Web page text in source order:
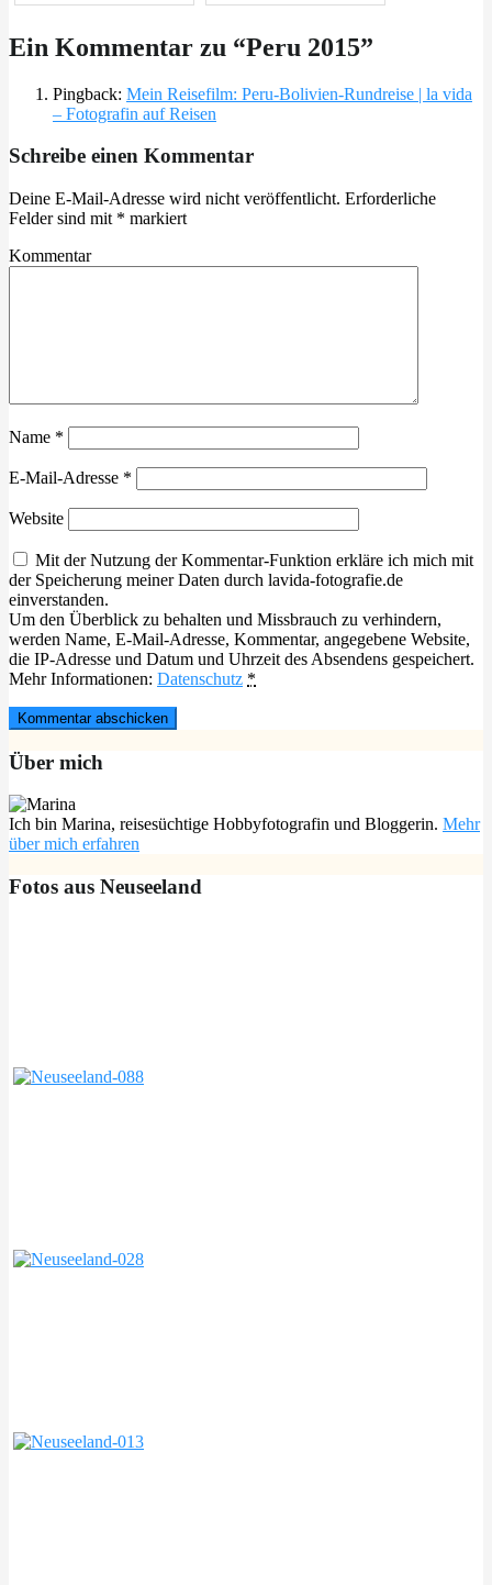
Ein Kommentar zu “Peru 2015”
Pingback: Mein Reisefilm: Peru-Bolivien-Rundreise | la vida
– Fotografin auf Reisen
Schreibe einen Kommentar
Deine E-Mail-Adresse wird nicht veröffentlicht. Erforderliche
Felder sind mit * markiert
Kommentar
Name *
E-Mail-Adresse *
Website
Mit der Nutzung der Kommentar-Funktion erkläre ich mich mit
der Speicherung meiner Daten durch lavida-fotografie.de
einverstanden.
Um den Überblick zu behalten und Missbrauch zu verhindern,
werden Name, E-Mail-Adresse, Kommentar, angegebene Website,
die IP-Adresse und Datum und Uhrzeit des Absendens gespeichert.
Mehr Informationen: Datenschutz *
Über mich
Ich bin Marina, reisesüchtige Hobbyfotografin und Bloggerin. Mehr
über mich erfahren
Fotos aus Neuseeland